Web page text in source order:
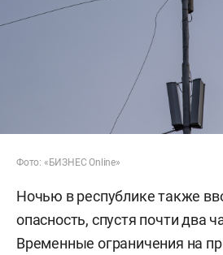
Фото: «БИЗНЕС Online»
Ночью в республике также
опасность, спустя почти два
Временные ограничения на